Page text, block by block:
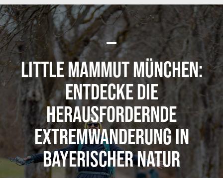
LITTLE MAMMUT MÜNCHEN:
ENTDECKE DIE
HERAUSFORDERNDE
EXTREMWANDERUNG IN
BAYERISCHER NATUR